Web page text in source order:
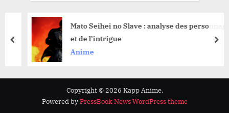
Mato Seihei no Slave : analyse des personnages
et de l’intrigue
Anime
prev
Copyright © 2026 Kapp Anime.
Powered byPressBook News WordPress theme